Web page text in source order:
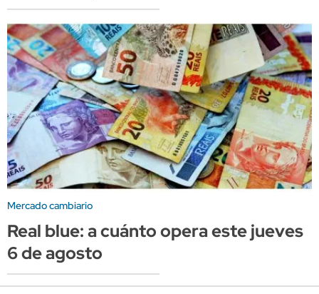
Mercado cambiario
Real blue: a cuánto opera este jueves
6 de agosto